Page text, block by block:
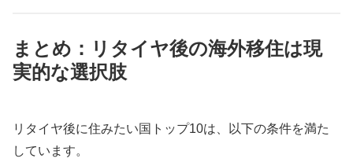
まとめ：リタイヤ後の海外移住は現
実的な選択肢
リタイヤ後に住みたい国トップ10は、以下の条件を満た
しています。